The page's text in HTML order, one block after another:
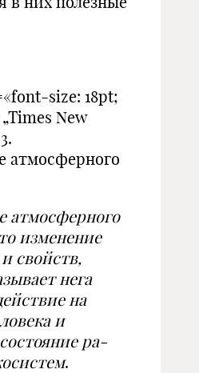
size: 18pt;
New
ат­мосферного
атмосферного
изменение
и свойств,
нега­
на
и
ра­
.